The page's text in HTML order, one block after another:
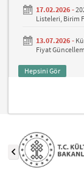
17.02.2026 -
Listeleri, Birim
13.07.2026 -
Fiyat
Hepsini Gör